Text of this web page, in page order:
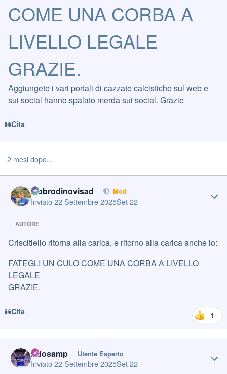
COME UNA CORBA A
LIVELLO LEGALE
GRAZIE.
Aggiungete i vari portali di cazzate calcistiche sul web e
sui social hanno spalato merda sui social. Grazie
Cita
2 mesi dopo...
labbrodinovisad Mod
Inviato22 Settembre 2025Set 22
AUTORE
Criscitiello ritorna alla carica, e ritorno alla carica anche io:
FATEGLI UN CULO COME UNA CORBA A LIVELLO
LEGALE
GRAZIE.
Cita 1
Edosamp Utente Esperto
Inviato22 Settembre 2025Set 22